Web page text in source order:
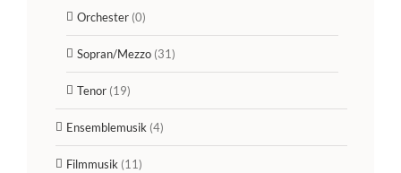
Orchester (0)
Sopran/Mezzo (31)
Tenor (19)
Ensemblemusik (4)
Filmmusik (11)